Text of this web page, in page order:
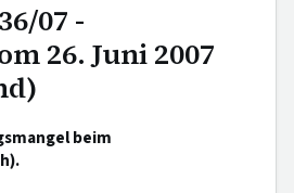
07 -
26. Juni 2007
beim